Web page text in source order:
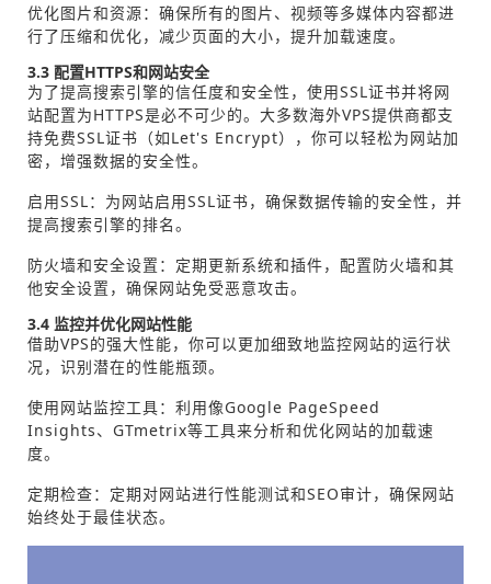
优化图片和资源：确保所有的图片、视频等多媒体内容都进
行了压缩和优化，减少页面的大小，提升加载速度。
3.3 配置HTTPS和网站安全
为了提高搜索引擎的信任度和安全性，使用SSL证书并将网
站配置为HTTPS是必不可少的。大多数海外VPS提供商都支
持免费SSL证书（如Let's Encrypt），你可以轻松为网站加
密，增强数据的安全性。
启用SSL：为网站启用SSL证书，确保数据传输的安全性，并
提高搜索引擎的排名。
防火墙和安全设置：定期更新系统和插件，配置防火墙和其
他安全设置，确保网站免受恶意攻击。
3.4 监控并优化网站性能
借助VPS的强大性能，你可以更加细致地监控网站的运行状
况，识别潜在的性能瓶颈。
使用网站监控工具：利用像Google PageSpeed
Insights、GTmetrix等工具来分析和优化网站的加载速
度。
定期检查：定期对网站进行性能测试和SEO审计，确保网站
始终处于最佳状态。